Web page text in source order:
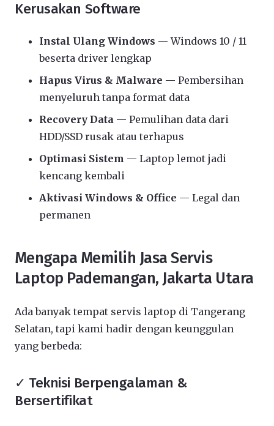
Kerusakan Software
Instal Ulang Windows — Windows 10 / 11
beserta driver lengkap
Hapus Virus & Malware — Pembersihan
menyeluruh tanpa format data
Recovery Data — Pemulihan data dari
HDD/SSD rusak atau terhapus
Optimasi Sistem — Laptop lemot jadi
kencang kembali
Aktivasi Windows & Office — Legal dan
permanen
Mengapa Memilih Jasa Servis
Laptop Pademangan, Jakarta Utara
Ada banyak tempat servis laptop di Tangerang
Selatan, tapi kami hadir dengan keunggulan
yang berbeda:
✓ Teknisi Berpengalaman &
Bersertifikat